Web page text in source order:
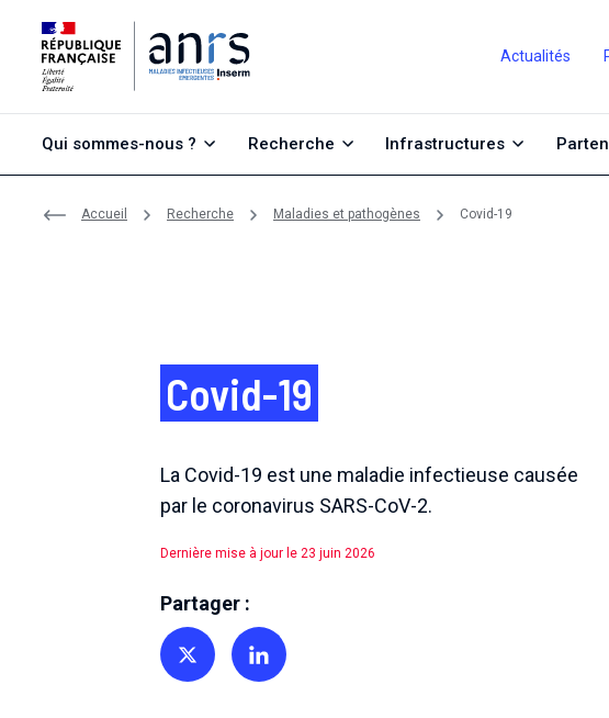
Actualités
Qui sommes-nous ? Recherche Infrastructures
Accueil Recherche Maladies et pathogènes Covid-19
Covid-19
La Covid-19 est une maladie infectieuse causée
par le coronavirus SARS-CoV-2.
Dernière mise à jour le 23 juin 2026
Partager :
Partager sur TwitterPartager sur Linkedin